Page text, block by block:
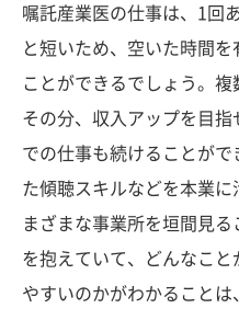
嘱託産業医の仕事は、1回
と短いため、空いた時間
ことができるでしょう。複
その分、収入アップを目
での仕事も続けることが
た傾聴スキルなどを本業
まざまな事業所を垣間見
を抱えていて、どんなこ
やすいのかがわかること